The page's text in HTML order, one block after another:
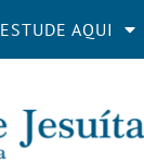
ESTUDE AQUI